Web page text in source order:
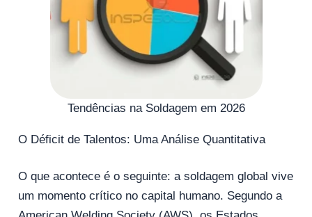
Tendências na Soldagem em 2026
O Déficit de Talentos: Uma Análise Quantitativa
O que acontece é o seguinte: a soldagem global vive
um momento crítico no capital humano. Segundo a